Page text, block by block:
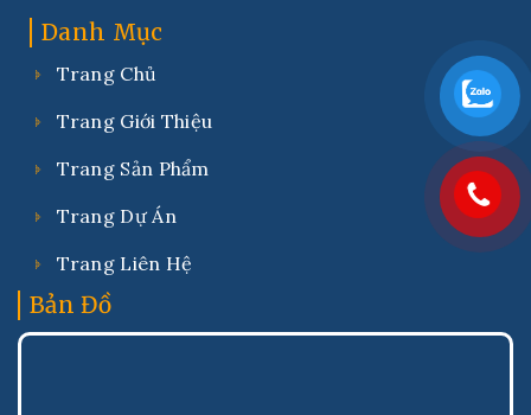
Danh Mục
Trang Chủ
Trang Giới Thiệu
Trang Sản Phẩm
Trang Dự Án
Trang Liên Hệ
Bản Đồ